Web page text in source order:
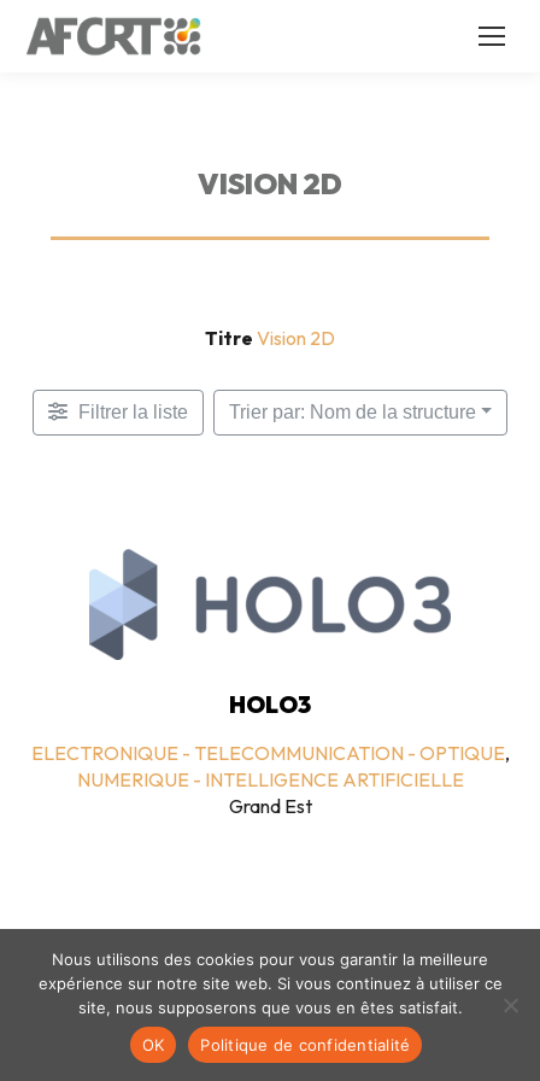
VISION 2D
Titre Vision 2D
Filtrer la liste Trier par: Nom de la structure
HOLO3
ELECTRONIQUE - TELECOMMUNICATION - OPTIQUE,
NUMERIQUE - INTELLIGENCE ARTIFICIELLE
Grand Est
Mentions légales - politique de confidentialité
Nous utilisons des cookies pour vous garantir la meilleure
expérience sur notre site web. Si vous continuez à utiliser ce
site, nous supposerons que vous en êtes satisfait.
OK
Politique de confidentialité